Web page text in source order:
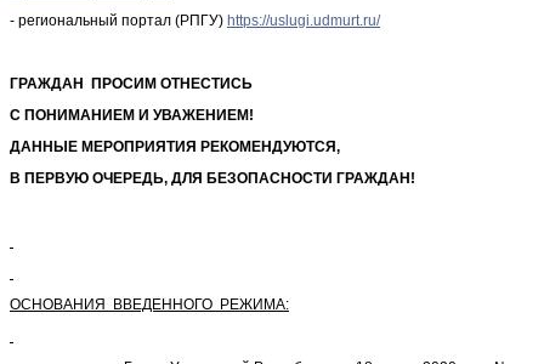
- региональный портал (РПГУ) https://uslugi.udmurt.ru/
ГРАЖДАН ПРОСИМ ОТНЕСТИСЬ
С ПОНИМАНИЕМ И УВАЖЕНИЕМ!
ДАННЫЕ МЕРОПРИЯТИЯ РЕКОМЕНДУЮТСЯ,
В ПЕРВУЮ ОЧЕРЕДЬ, ДЛЯ БЕЗОПАСНОСТИ ГРАЖДАН!
ОСНОВАНИЯ ВВЕДЕННОГО РЕЖИМА: